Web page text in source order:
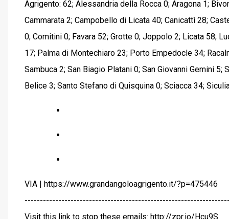
Agrigento: 62; Alessandria della Rocca 0; Aragona 1;
Cammarata 2; Campobello di Licata 40; Canicattì 28;
0; Comitini 0; Favara 52; Grotte 0; Joppolo 2; Licata 58;
17; Palma di Montechiaro 23; Porto Empedocle 34;
Sambuca 2; San Biagio Platani 0; San Giovanni Gemini
Belice 3; Santo Stefano di Quisquina 0; Sciacca 34;
VIA | https://www.grandangoloagrigento.it/?p=475446
Visit this link to stop these emails: http://zpr.io/Hcu9S